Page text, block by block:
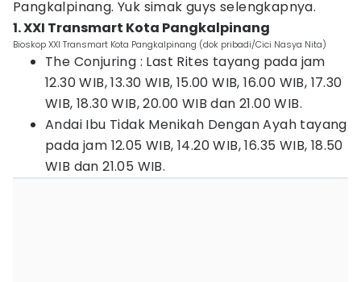
Pangkalpinang. Yuk simak guys selengkapnya.
1. XXI Transmart Kota Pangkalpinang
Bioskop XXI Transmart Kota Pangkalpinang (dok pribadi/Cici Nasya Nita)
The Conjuring : Last Rites tayang pada jam
12.30 WIB, 13.30 WIB, 15.00 WIB, 16.00 WIB, 17.30
WIB, 18.30 WIB, 20.00 WIB dan 21.00 WIB.
Andai Ibu Tidak Menikah Dengan Ayah tayang
pada jam 12.05 WIB, 14.20 WIB, 16.35 WIB, 18.50
WIB dan 21.05 WIB.